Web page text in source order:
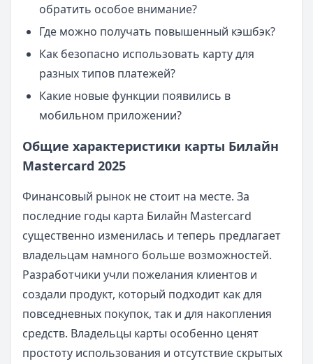
обратить особое внимание?
Где можно получать повышенный кэшбэк?
Как безопасно использовать карту для
разных типов платежей?
Какие новые функции появились в
мобильном приложении?
Общие характеристики карты Билайн
Mastercard 2025
Финансовый рынок не стоит на месте. За
последние годы карта Билайн Mastercard
существенно изменилась и теперь предлагает
владельцам намного больше возможностей.
Разработчики учли пожелания клиентов и
создали продукт, который подходит как для
повседневных покупок, так и для накопления
средств. Владельцы карты особенно ценят
простоту использования и отсутствие скрытых